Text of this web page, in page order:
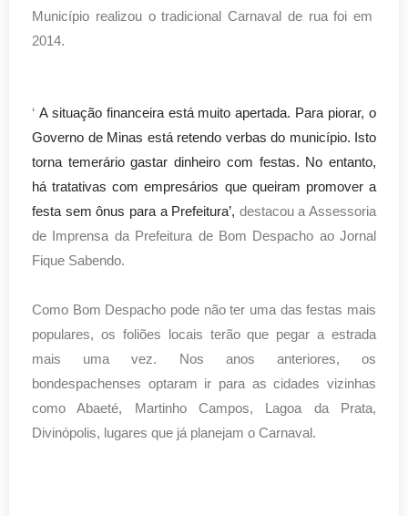
Município realizou o tradicional Carnaval de rua foi em
2014.
‘ A situação financeira está muito apertada. Para piorar, o
Governo de Minas está retendo verbas do município. Isto
torna temerário gastar dinheiro com festas. No entanto,
há tratativas com empresários que queiram promover a
festa sem ônus para a Prefeitura’, destacou a Assessoria
de Imprensa da Prefeitura de Bom Despacho ao Jornal
Fique Sabendo.
Como Bom Despacho pode não ter uma das festas mais
populares, os foliões locais terão que pegar a estrada
mais uma vez. Nos anos anteriores, os
bondespachenses optaram ir para as cidades vizinhas
como Abaeté, Martinho Campos, Lagoa da Prata,
Divinópolis, lugares que já planejam o Carnaval.